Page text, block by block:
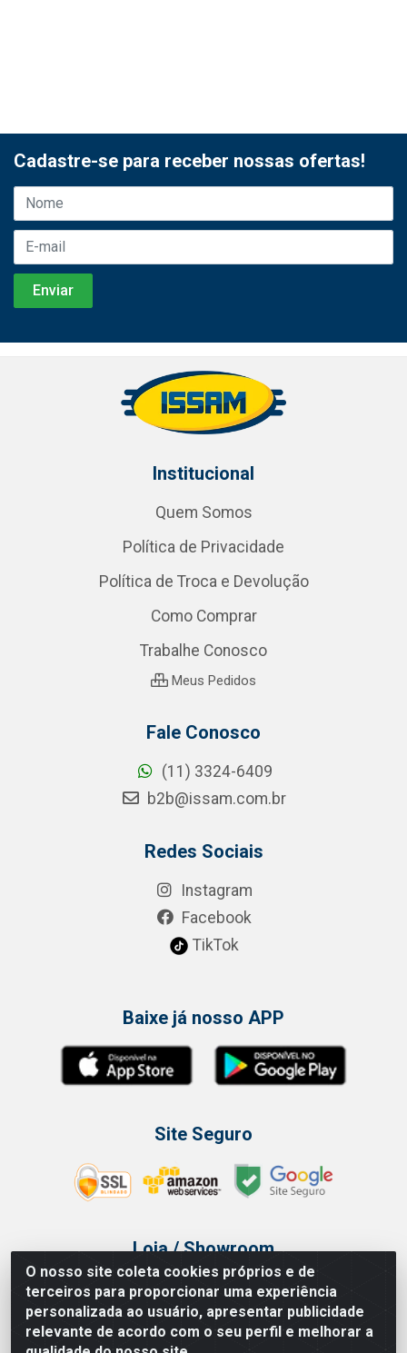
O nosso site coleta cookies próprios e de
terceiros para proporcionar uma experiência
personalizada ao usuário, apresentar publicidade
relevante de acordo com o seu perfil e melhorar a
Cadastre-se para receber nossas ofertas!
Institucional
Quem Somos
Política de Privacidade
Política de Troca e Devolução
Como Comprar
Trabalhe Conosco
Meus Pedidos
Fale Conosco
(11) 3324-6409
b2b@issam.com.br
Redes Sociais
Instagram
Facebook
TikTok
Baixe já nosso APP
Site Seguro
Loja / Showroom
Tel.: (11) 3314 6400
Av Vautier, 468 - Pari - São Paulo/SP